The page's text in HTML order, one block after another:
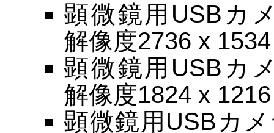
顕微鏡用USBカ
解像度2736 x 1534
顕微鏡用USBカ
解像度1824 x 1216
顕微鏡用USBカ